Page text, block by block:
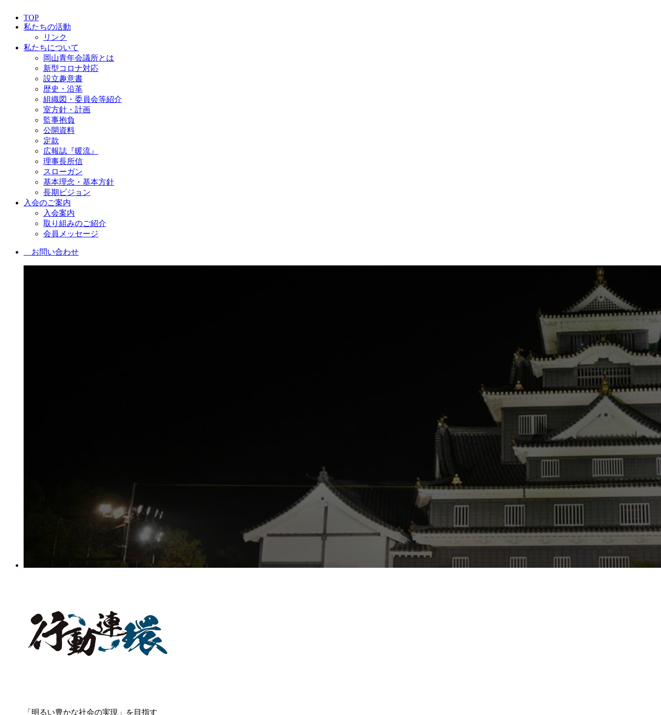
TOP
私たちの活動
リンク
私たちについて
岡山青年会議所とは
新型コロナ対応
設立趣意書
歴史・沿革
組織図・委員会等紹介
室方針・計画
監事抱負
公開資料
定款
広報誌『暖流』
理事長所信
スローガン
基本理念・基本方針
長期ビジョン
入会のご案内
入会案内
取り組みのご紹介
会員メッセージ
お問い合わせ
「明るい豊かな社会の実現」を目指す